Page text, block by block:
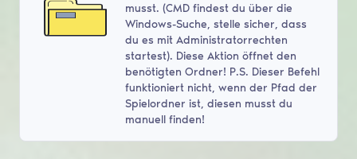
musst. (CMD findest du über die
Windows-Suche, stelle sicher, dass
du es mit Administratorrechten
startest). Diese Aktion öffnet den
benötigten Ordner! P.S. Dieser Befehl
funktioniert nicht, wenn der Pfad der
Spielordner ist, diesen musst du
manuell finden!